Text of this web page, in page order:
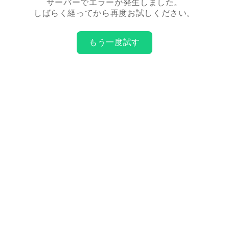
サーバーでエラーが発生しました。
しばらく経ってから再度お試しください。
もう一度試す